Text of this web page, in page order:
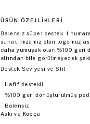
ÜRÜN ÖZELLIKLERI
Balensiz süper destek. 1
sunar. İmzamız olan logomuz
daha yumuşak olan %100 geri
altından bile görülmeyecek
Destek Seviyesi ve Stil
Hafif destekli
%100 geri dönüştürülmüş
Balensiz
Askı ve Kopça